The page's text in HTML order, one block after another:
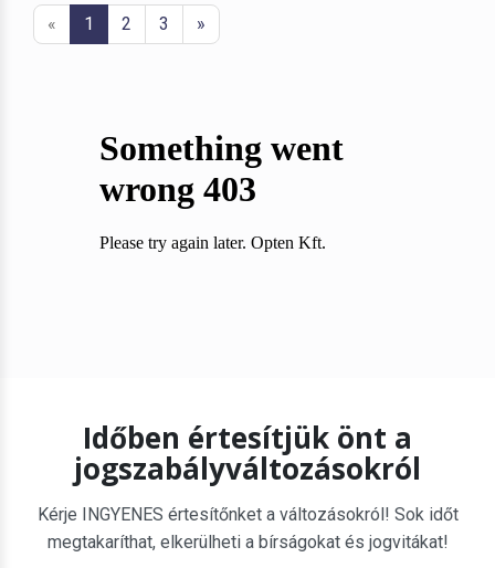
« 1 2 3 »
Időben értesítjük önt a
jogszabályváltozásokról
Kérje INGYENES értesítőnket a változásokról! Sok időt
megtakaríthat, elkerülheti a bírságokat és jogvitákat!